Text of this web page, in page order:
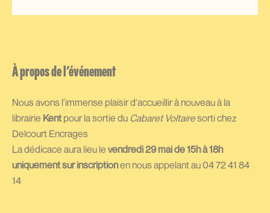
À propos de l’événement
Nous avons l'immense plaisir d'accueillir à nouveau à la
librairie Kent pour la sortie du Cabaret Voltairesorti chez
Delcourt Encrages
La dédicace aura lieu le vendredi 29 mai de 15h à 18h
uniquement sur inscriptionen nous appelant au 04 72 41 84
14